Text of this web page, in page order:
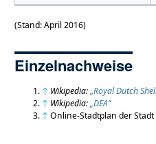
(Stand: April 2016)
Einzelnachweise
↑ Wikipedia:„Royal Dutch
↑ Wikipedia:„DEA“
↑ Online-Stadtplan der